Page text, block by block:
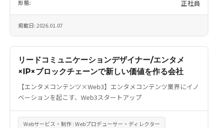
形態: 正社員
掲載日: 2026.01.07
リードコミュニケーションデザイナー/エンタメ
×IP×ブロックチェーンで新しい価値を作る会社
【エンタメコンテンツ×Web3】エンタメコンテンツ業界にイノ
ベーションを起こす、Web3スタートアップ
Webサービス・制作 : Webプロデューサー・ディレクター